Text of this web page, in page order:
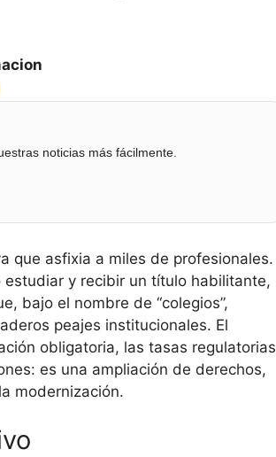
noticias más fácilmente.
que asfixia a miles de profesionales.
y recibir un título habilitante,
bajo el nombre de “colegios”,
peajes institucionales. El
obligatoria, las tasas regulatorias
es una ampliación de derechos,
modernización.